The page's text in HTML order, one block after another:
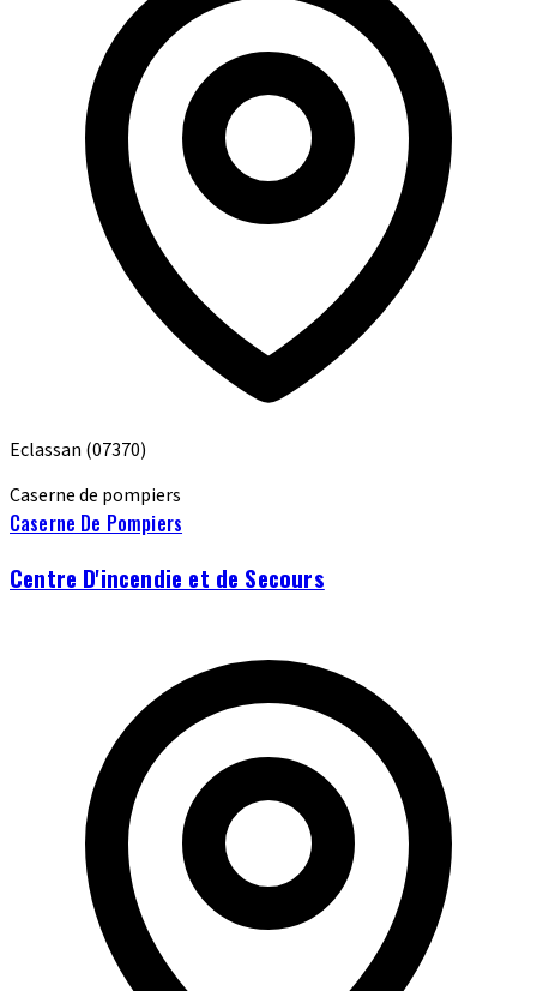
Eclassan (07370)
Caserne de pompiers
Caserne De Pompiers
Centre D'incendie et de Secours